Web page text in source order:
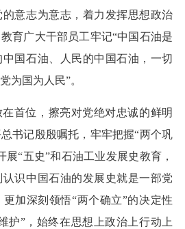
意志为意志，着力发挥思想政治
育广大干部员工牢记“中国石油是
国石油、人民的中国石油，一切
为国为人民”。
首位，擦亮对党绝对忠诚的鲜明
书记殷殷嘱托，牢牢把握“两个巩
展“五史”和石油工业发展史教育，
识中国石油的发展史就是一部党
加深刻领悟“两个确立”的决定性
护”，始终在思想上政治上行动上